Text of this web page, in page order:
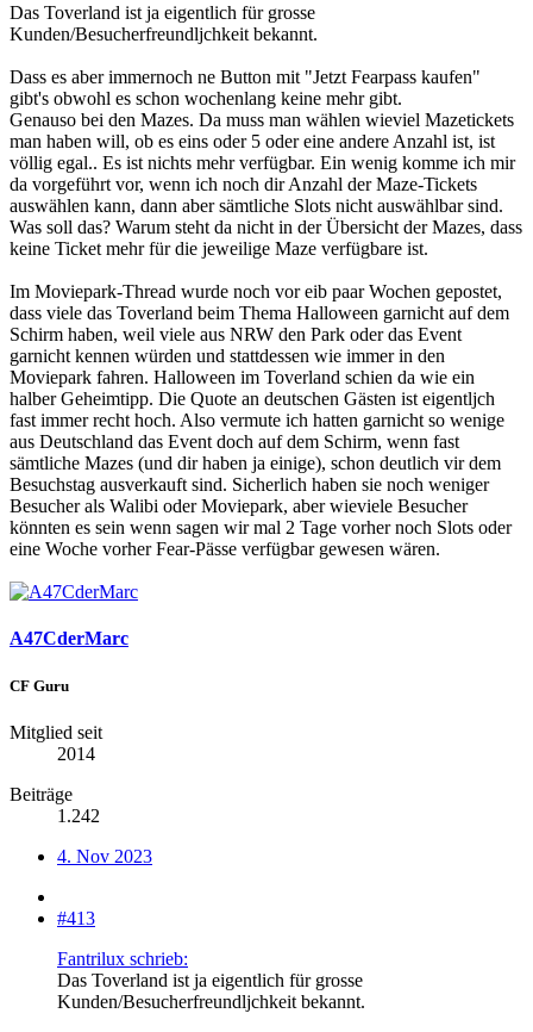
Das Toverland ist ja eigentlich für grosse
Kunden/Besucherfreundljchkeit bekannt.
Dass es aber immernoch ne Button mit "Jetzt Fearpass kaufen"
gibt's obwohl es schon wochenlang keine mehr gibt.
Genauso bei den Mazes. Da muss man wählen wieviel Mazetickets
man haben will, ob es eins oder 5 oder eine andere Anzahl ist, ist
völlig egal.. Es ist nichts mehr verfügbar. Ein wenig komme ich mir
da vorgeführt vor, wenn ich noch dir Anzahl der Maze-Tickets
auswählen kann, dann aber sämtliche Slots nicht auswählbar sind.
Was soll das? Warum steht da nicht in der Übersicht der Mazes, dass
keine Ticket mehr für die jeweilige Maze verfügbare ist.
Im Moviepark-Thread wurde noch vor eib paar Wochen gepostet,
dass viele das Toverland beim Thema Halloween garnicht auf dem
Schirm haben, weil viele aus NRW den Park oder das Event
garnicht kennen würden und stattdessen wie immer in den
Moviepark fahren. Halloween im Toverland schien da wie ein
halber Geheimtipp. Die Quote an deutschen Gästen ist eigentljch
fast immer recht hoch. Also vermute ich hatten garnicht so wenige
aus Deutschland das Event doch auf dem Schirm, wenn fast
sämtliche Mazes (und dir haben ja einige), schon deutlich vir dem
Besuchstag ausverkauft sind. Sicherlich haben sie noch weniger
Besucher als Walibi oder Moviepark, aber wieviele Besucher
könnten es sein wenn sagen wir mal 2 Tage vorher noch Slots oder
eine Woche vorher Fear-Pässe verfügbar gewesen wären.
A47CderMarc
CF Guru
Mitglied seit
2014
Beiträge
1.242
4. Nov 2023
#413
Fantrilux schrieb:
Das Toverland ist ja eigentlich für grosse
Kunden/Besucherfreundljchkeit bekannt.